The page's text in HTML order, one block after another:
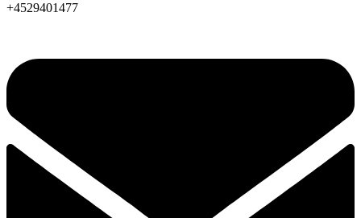
+4529401477